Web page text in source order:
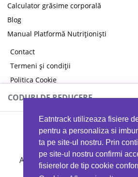
Eatntrack utilizeaza fisiere
pentru a personaliza si
ta pe site-ul nostru. Prin
pe site-ul nostru confirmi
fisierelor de tip cookie
Calculator grăsime corporală
Blog
Manual Platformă Nutriționiști
Contact
Termeni și condiții
Politica Cookie
Politica de confidențialitate
CODURI DE REDUCERE
Ai 40%reducere la orice
EATTRACK